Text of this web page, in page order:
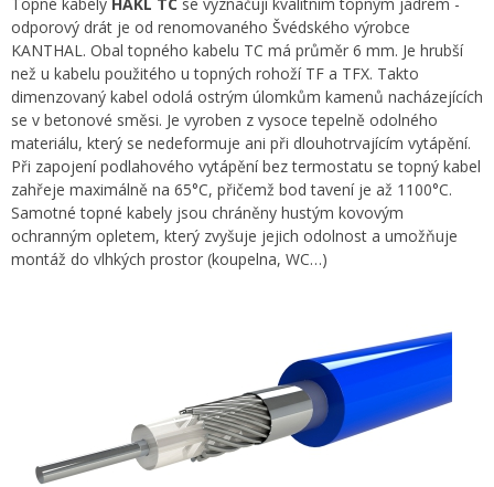
odporový drát je od renomovaného Švédského výrobce
KANTHAL. Obal topného kabelu TC má průměr 6 mm. Je hrubší
než u kabelu použitého u topných rohoží TF a TFX. Takto
dimenzovaný kabel odolá ostrým úlomkům kamenů nacházejících
se v betonové směsi. Je vyroben z vysoce tepelně odolného
materiálu, který se nedeformuje ani při dlouhotrvajícím vytápění.
Při zapojení podlahového vytápění bez termostatu se topný kabel
zahřeje maximálně na 65°C, přičemž bod tavení je až 1100°C.
Samotné topné kabely jsou chráněny hustým kovovým
ochranným opletem, který zvyšuje jejich odolnost a umožňuje
montáž do vlhkých prostor (koupelna, WC…)